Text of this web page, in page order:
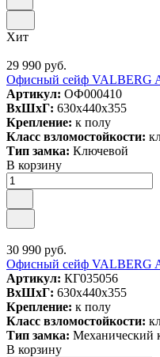
Хит
29 990 руб.
Офисный сейф VALBERG
Артикул: ОФ000410
ВxШxГ: 630x440x355
Крепление: к полу
Класс взломостойкости:
Тип замка: Ключевой
В корзину
30 990 руб.
Офисный сейф VALBERG
Артикул: КГ035056
ВxШxГ: 630x440x355
Крепление: к полу
Класс взломостойкости:
Тип замка: Механический
В корзину